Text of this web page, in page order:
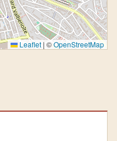
Leaflet | ©OpenStreetMap